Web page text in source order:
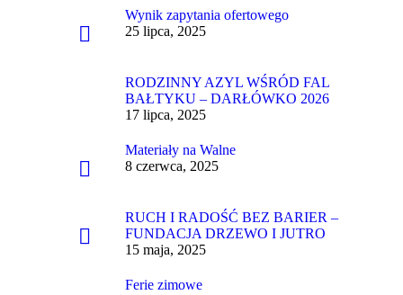
Wynik zapytania ofertowego
25 lipca, 2025
RODZINNY AZYL WŚRÓD FAL
BAŁTYKU – DARŁÓWKO 2026
17 lipca, 2025
Materiały na Walne
8 czerwca, 2025
RUCH I RADOŚĆ BEZ BARIER –
FUNDACJA DRZEWO I JUTRO
15 maja, 2025
Ferie zimowe